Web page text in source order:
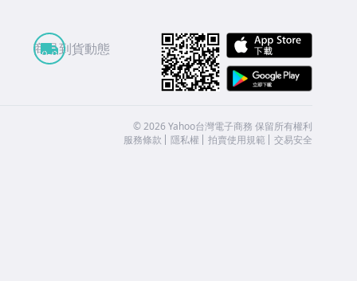
商品到貨動態
©2026 Yahoo台灣電子商務 保留所有權利
服務條款
隱私權 拍賣使用規範 交易安全